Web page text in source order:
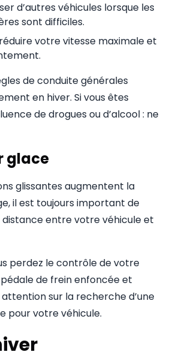
d’autres véhicules lorsque les
sont difficiles.
votre vitesse maximale et
de conduite générales
en hiver. Si vous êtes
de drogues ou d’alcool : ne
glace
glissantes augmentent la
il est toujours important de
entre votre véhicule et
perdez le contrôle de votre
de frein enfoncée et
sur la recherche d’une
pour votre véhicule.